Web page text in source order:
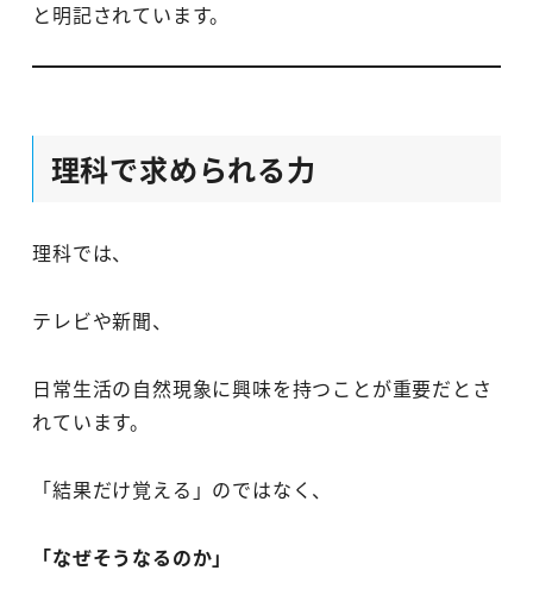
と明記されています。
理科で求められる力
理科では、
テレビや新聞、
日常生活の自然現象に興味を持つことが重要だとさ
れています。
「結果だけ覚える」のではなく、
「なぜそうなるのか」